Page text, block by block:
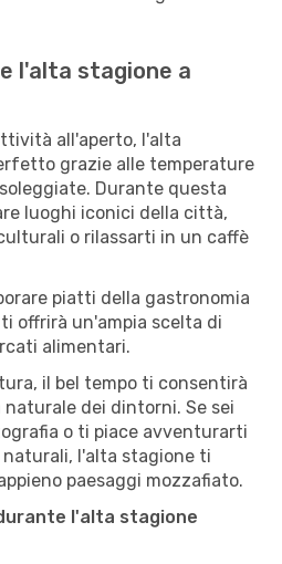
l'alta stagione a
all'aperto, l'alta
grazie alle temperature
Durante questa
luoghi iconici della città,
o rilassarti in un caffè
piatti della gastronomia
offrirà un'ampia scelta di
alimentari.
il bel tempo ti consentirà
naturale dei dintorni. Se sei
o ti piace avventurarti
l'alta stagione ti
paesaggi mozzafiato.
l'alta stagione